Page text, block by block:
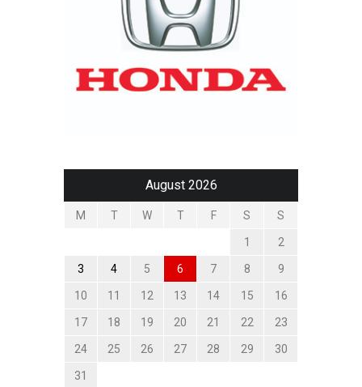
August 2026
M T W T F S S
1 2
3 4 5 6 7 8 9
10 11 12 13 14 15 16
17 18 19 20 21 22 23
24 25 26 27 28 29 30
31